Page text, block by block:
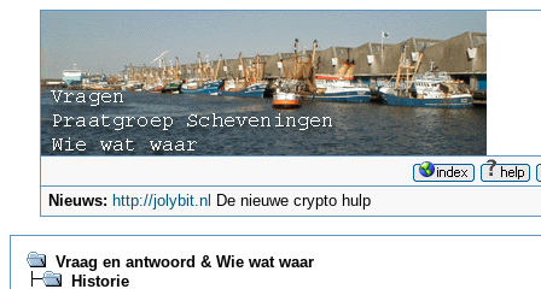
Nieuws: http://jolybit.nl De nieuwe crypto hulp
Vraag en antwoord & Wie wat waar
Historie